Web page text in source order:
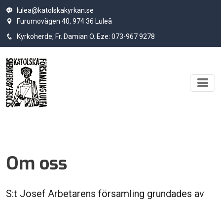
lulea@katolskakyrkan.se
Furumovägen 40, 974 36 Luleå
Kyrkoherde, Fr. Damian O. Eze: 073-967 9278
Om oss
S:t Josef Arbetarens församling grundades av